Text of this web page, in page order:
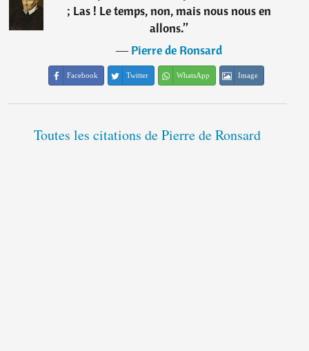
; Las ! Le temps, non, mais nous nous en
allons.”
―Pierre de Ronsard
Facebook Twitter WhatsApp Image
Toutes les citations de Pierre de Ronsard